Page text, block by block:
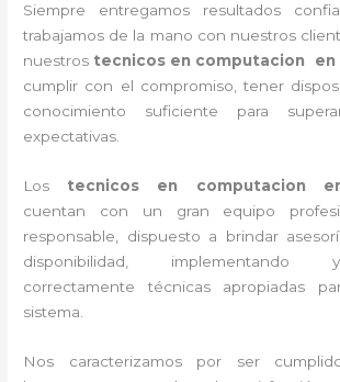
Siempre entregamos resultados
trabajamos de la mano con nuestros
nuestros tecnicos en computacion en
cumplir con el compromiso, tener
conocimiento suficiente para
expectativas.
Los tecnicos en computacion
cuentan con un gran equipo
responsable, dispuesto a brindar
disponibilidad, implementando
correctamente técnicas apropiadas
sistema.
Nos caracterizamos por ser